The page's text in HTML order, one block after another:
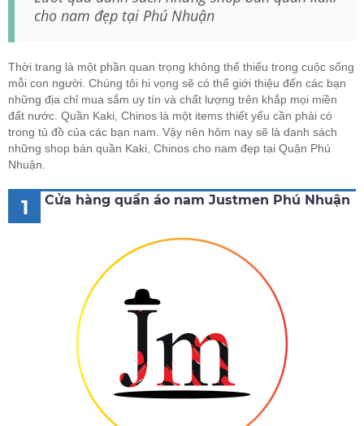
cho nam đẹp tại Phú Nhuận
Thời trang là một phần quan trọng không thể thiếu trong cuộc sống
mỗi con người. Chúng tôi hi vọng sẽ có thể giới thiệu đến các bạn
những địa chỉ mua sắm uy tín và chất lượng trên khắp mọi miền
đất nước. Quần Kaki, Chinos là một items thiết yếu cần phải có
trong tủ đồ của các bạn nam. Vậy nên hôm nay sẽ là danh sách
những shop bán quần Kaki, Chinos cho nam đẹp tại Quận Phú
Nhuận.
1 Cửa hàng quần áo nam Justmen Phú Nhuận